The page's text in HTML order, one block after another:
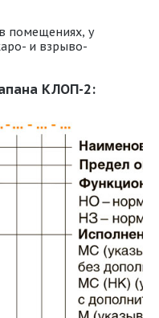
помещениях, у
и взрыво-
КЛОП-2: